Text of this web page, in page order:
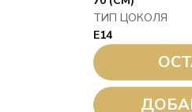
ТИП ЦОКОЛЯ
E14